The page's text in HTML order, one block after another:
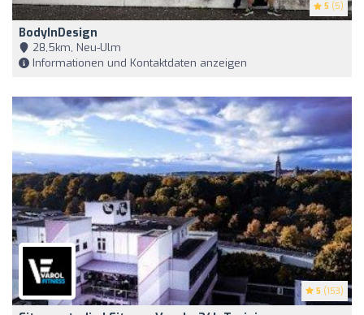
5 (5)
BodyInDesign
28,5km, Neu-Ulm
Informationen und Kontaktdaten anzeigen
5 (153)